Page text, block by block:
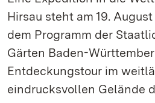
Hirsau steht am 19.
dem Programm der
Gärten Baden-
Entdeckungstour im
eindrucksvollen Gelände